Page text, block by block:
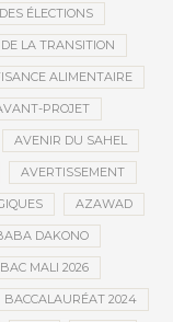
ÉLECTIONS
LA TRANSITION
ALIMENTAIRE
PROJET
AVENIR DU SAHEL
AVERTISSEMENT
AZAWAD
DAKONO
BAC MALI 2026
BACCALAURÉAT 2024